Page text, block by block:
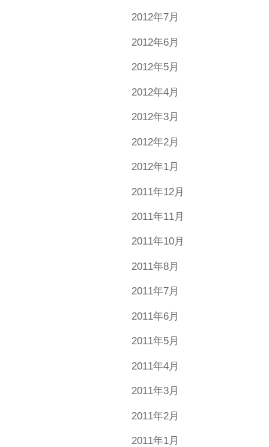
2012年7月
2012年6月
2012年5月
2012年4月
2012年3月
2012年2月
2012年1月
2011年12月
2011年11月
2011年10月
2011年8月
2011年7月
2011年6月
2011年5月
2011年4月
2011年3月
2011年2月
2011年1月